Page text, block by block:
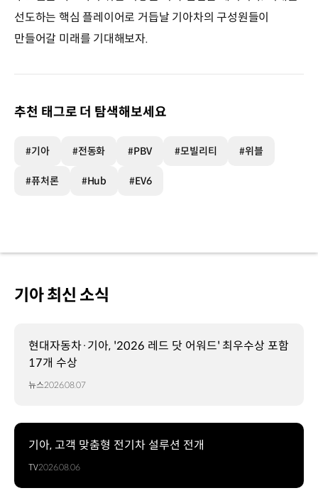
선도하는 핵심 플레이어로 거듭날 기아차의 구성원들이
만들어갈 미래를 기대해보자.
추천 태그로 더 탐색해보세요
#기아 #전동화 #PBV #모빌리티 #위블
#퓨처론 #Hub #EV6
기아 최신 소식
현대자동차·기아, '2026 레드 닷 어워드' 최우수상 포함
17개 수상
뉴스2026.08.07
기아, 고객 맞춤형 전기차 설루션 전개
TV2026.08.06